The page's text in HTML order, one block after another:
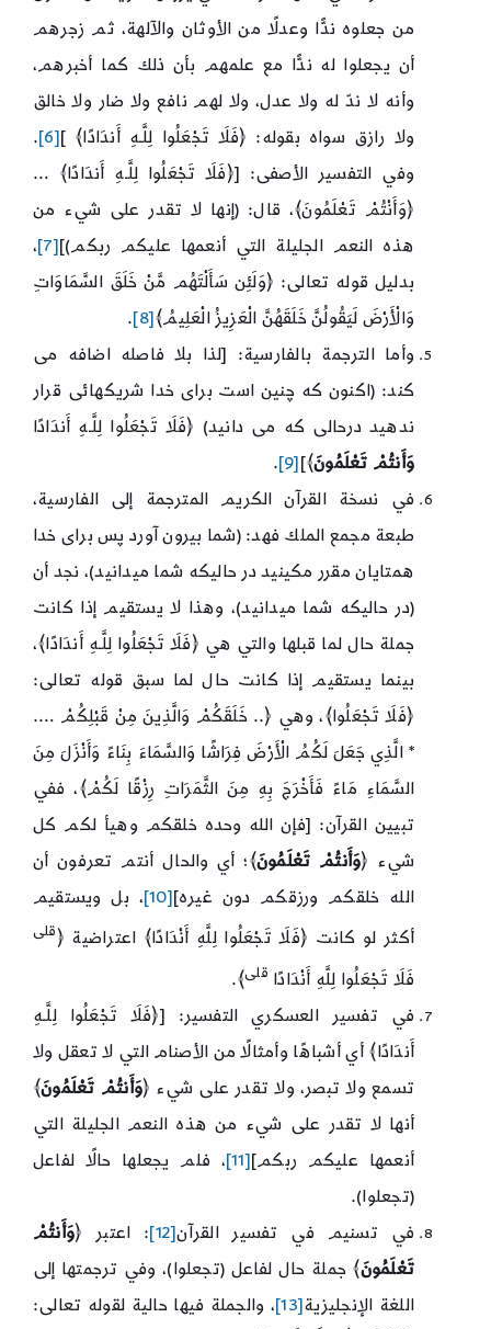
من جعلوه ندًّا وعدلًا من الأوثان والآلهة، ثم زجرهم
أن يجعلوا له ندًّا مع علمهم بأن ذلك كما أخبرهم،
وأنه لا ندّ له ولا عدل، ولا لهم نافع ولا ضار ولا خالق
ولا رازق سواه بقوله: ﴿فَلَا تَجْعَلُوا لِلَّـهِ أَندَادًا﴾ ] [6]
.
وفي التفسير الأصفى: [﴿فَلَا تَجْعَلُوا لِلَّـهِ أَندَادًا﴾ …
﴿وَأَنْتُمْ تَعْلَمُونَ﴾، قال: (إنها لا تقدر على شيء من
هذه النعم الجليلة التي أنعمها عليكم ربكم)] [7]
،
بدليل قوله تعالى: ﴿وَلَئِن سَأَلْتَهُم مَّنْ خَلَقَ السَّمَاوَاتِ
وَالْأَرْضَ لَيَقُولُنَّ خَلَقَهُنَّ الْعَزِيزُ الْعَلِيمُ﴾ [8]
.
وأما الترجمة بالفارسية: [لذا بلا فاصله اضافه مى
كند: (اكنون كه چنين است براى خدا شريكهائى قرار
ندهيد درحالى كه مى دانيد) ﴿فَلَا تَجْعَلُوا لِلَّـهِ أَندَادًا
وَأَنتُمْ تَعْلَمُونَ﴾] [9]
.
في نسخة القرآن الكريم المترجمة إلى الفارسية،
طبعة مجمع الملك فهد: (شما بیرون آورد پس برای خدا
همتایان مقرر مکینید در حالیکه شما میدانید)، نجد أن
(در حالیکه شما میدانید)، وهذا لا يستقيم إذا كانت
جملة حال لما قبلها والتي هي ﴿فَلَا تَجْعَلُوا لِلَّـهِ أَندَادًا﴾،
بينما يستقيم إذا كانت حال لما سبق قوله تعالى:
﴿فَلَا تَجْعَلُوا﴾، وهي ﴿.. خَلَقَكُمْ وَالَّذِينَ مِنْ قَبْلِكُمْ ….
* الَّذِي جَعَلَ لَكُمُ الْأَرْضَ فِرَاشًا وَالسَّمَاءَ بِنَاءً وَأَنْزَلَ مِنَ
السَّمَاءِ مَاءً فَأَخْرَجَ بِهِ مِنَ الثَّمَرَاتِ رِزْقًا لَكُمْ﴾، ففي
تبيين القرآن: [فإن الله وحده خلقكم وهيأ لكم كل
شيء ﴿وَأَنتُمْ تَعْلَمُونَ﴾؛ أي والحال أنتم تعرفون أن
الله خلقكم ورزقكم دون غيره] [10]
، بل ويستقيم
أكثر لو كانت ﴿فَلَا تَجْعَلُوا لِلَّهِ أَنْدَادًا﴾ اعتراضية ﴿قلى
فَلَا تَجْعَلُوا لِلَّهِ أَنْدَادًا قلى﴾.
في تفسير العسكري التفسير: [﴿فَلَا تَجْعَلُوا لِلَّـهِ
أَندَادًا﴾ أي أشباهًا وأمثالًا من الأصنام التي لا تعقل ولا
تسمع ولا تبصر، ولا تقدر على شيء ﴿وَأَنتُمْ تَعْلَمُونَ﴾
أنها لا تقدر على شيء من هذه النعم الجليلة التي
أنعمها عليكم ربكم][11]
، فلم يجعلها حالًا لفاعل
(تجعلوا).
في تسنيم في تفسير القرآن[12] : اعتبر ﴿وَأَنتُمْ
تَعْلَمُونَ﴾ جملة حال لفاعل (تجعلوا)، وفي ترجمتها إلى
اللغة الإنجليزية[13]
، والجملة فيها حالية لقوله تعالى: